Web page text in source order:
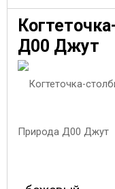
Д00 Джут